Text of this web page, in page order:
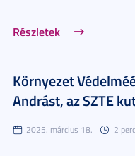
Részletek
Környezet
Andrást, az SZTE
2025. március 18. 2 perc